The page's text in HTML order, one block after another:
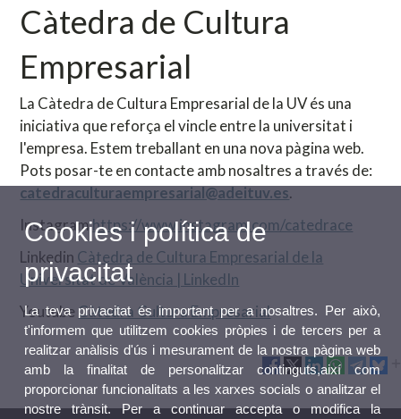
Càtedra de Cultura
Empresarial
La Càtedra de Cultura Empresarial de la UV és una
iniciativa que reforça el vincle entre la universitat i
l'empresa. Estem treballant en una nova pàgina web.
Pots posar-te en contacte amb nosaltres a través de:
catedraculturaempresarial@adeituv.es.
Instagramhttps://www.instagram.com/catedrace
Linkedin Càtedra de Cultura Empresarial de la
Universitat de València | LinkedIn
Youtube Càtedra Cultura Empresarial
Cookies i política de
privacitat
La teva privacitat és important per a nosaltres. Per això,
t'informem que utilitzem cookies pròpies i de tercers per a
realitzar anàlisis d'ús i mesurament de la nostra pàgina web
amb la finalitat de personalitzar continguts,així com
proporcionar funcionalitats a les xarxes socials o analitzar el
nostre trànsit. Per a continuar accepta o modifica la